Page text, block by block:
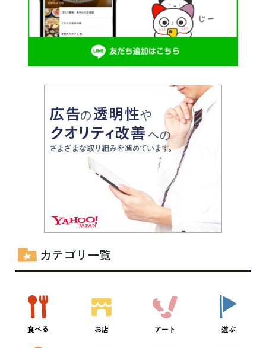
カテゴリ一覧
食べる お店 アート 遊ぶ